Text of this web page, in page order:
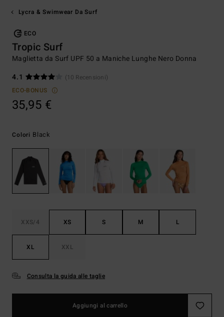
Lycra & Swimwear Da Surf
ECO
Tropic Surf
Maglietta da Surf UPF 50 a Maniche Lunghe Nero Donna
4.1
(10 Recensioni)
ECO-BONUS
35,95 €
Colori Black
XXS/4 XS S M L
XL XXL
Consulta la guida alle taglie
Aggiungi al carrello